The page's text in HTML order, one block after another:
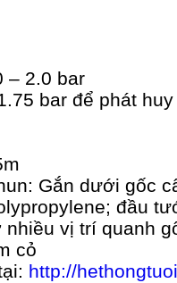
– 2.0 bar
bar để phát
Gắn dưới gốc
đầu
vị trí quanh
cỏ
http://